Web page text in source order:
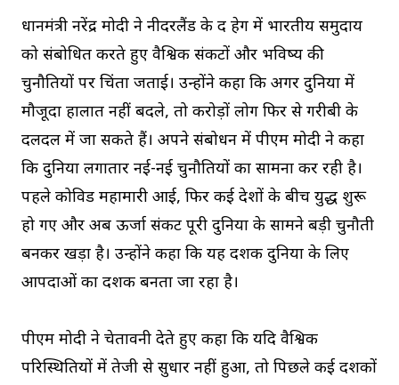
प्रधानमंत्री नरेंद्र मोदी ने नीदरलैंड के द हेग में भारतीय समुदाय
को संबोधित करते हुए वैश्विक संकटों और भविष्य की
चुनौतियों पर चिंता जताई। उन्होंने कहा कि अगर दुनिया में
मौजूदा हालात नहीं बदले, तो करोड़ों लोग फिर से गरीबी के
दलदल में जा सकते हैं। अपने संबोधन में पीएम मोदी ने कहा
कि दुनिया लगातार नई-नई चुनौतियों का सामना कर रही है।
पहले कोविड महामारी आई, फिर कई देशों के बीच युद्ध शुरू
हो गए और अब ऊर्जा संकट पूरी दुनिया के सामने बड़ी चुनौती
बनकर खड़ा है। उन्होंने कहा कि यह दशक दुनिया के लिए
आपदाओं का दशक बनता जा रहा है।
पीएम मोदी ने चेतावनी देते हुए कहा कि यदि वैश्विक
परिस्थितियों में तेजी से सुधार नहीं हुआ, तो पिछले कई दशकों